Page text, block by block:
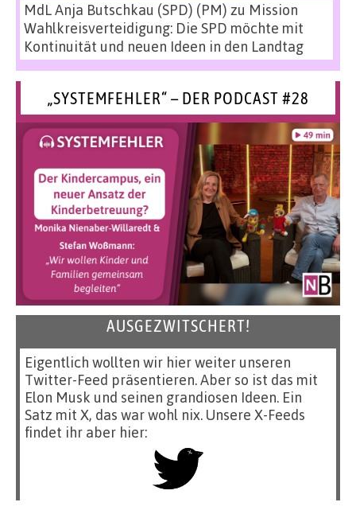
MdL Anja Butschkau (SPD) (PM) zu Mission
Wahlkreisverteidigung: Die SPD möchte mit
Kontinuität und neuen Ideen in den Landtag
„SYSTEMFEHLER“ – DER PODCAST #28
AUSGEZWITSCHERT!
Eigentlich wollten wir hier weiter unseren
Twitter-Feed präsentieren. Aber so ist das mit
Elon Musk und seinen grandiosen Ideen. Ein
Satz mit X, das war wohl nix. Unsere X-Feeds
findet ihr aber hier: